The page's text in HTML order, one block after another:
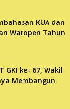
KUA dan
Waropen Tahun
GKI ke- 67, Wakil
Membangun